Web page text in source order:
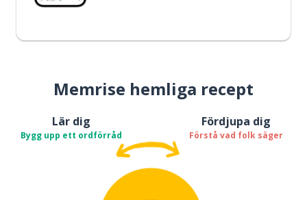
Memrise hemliga recept
Lär dig
Bygg upp ett ordförråd
Fördjupa dig
Förstå vad folk säger